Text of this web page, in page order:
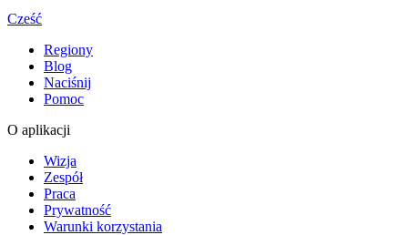
Cześć
Regiony
Blog
Naciśnij
Pomoc
O aplikacji
Wizja
Zespół
Praca
Prywatność
Warunki korzystania